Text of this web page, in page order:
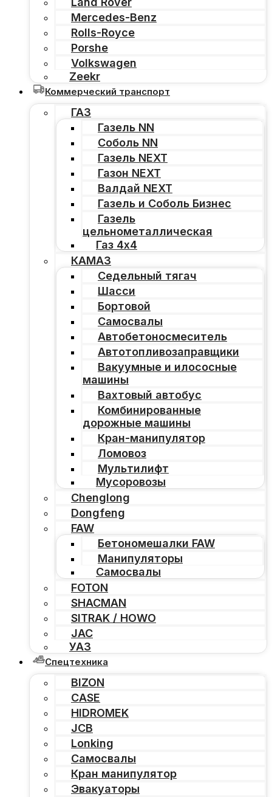
Mercedes-Benz
Rolls-Royce
Porshe
Volkswagen
Zeekr
Коммерческий транспорт
ГАЗ
Газель NN
Соболь NN
Газель NEXT
Газон NEXT
Валдай NEXT
Газель и Соболь Бизнес
Газель
цельнометаллическая
Газ 4х4
КАМАЗ
Седельный тягач
Шасси
Бортовой
Самосвалы
Автобетоносмеситель
Автотопливозаправщики
Вакуумные и илососные
машины
Вахтовый автобус
Комбинированные
дорожные машины
Кран-манипулятор
Ломовоз
Мультилифт
Мусоровозы
Chenglong
Dongfeng
FAW
Бетономешалки FAW
Манипуляторы
Самосвалы
FOTON
SHACMAN
SITRAK / HOWO
JAC
УАЗ
Спецтехника
BIZON
CASE
HIDROMEK
JCB
Lonking
Самосвалы
Кран манипулятор
Эвакуаторы